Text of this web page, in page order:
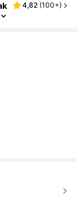
4,82 (100+)